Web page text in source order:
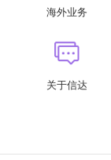
海外业务
关于信达